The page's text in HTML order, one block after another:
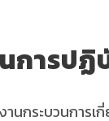
การปฏิ
นกระบวนการเ